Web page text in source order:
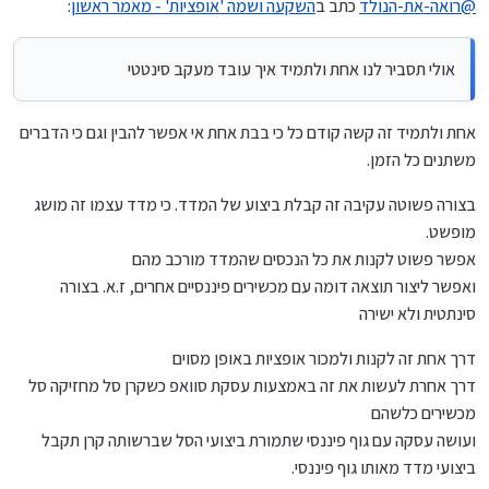
ולקבל את הרווחים שיש בחשבון, נכון לאותו יום.
[ד] אין שום שאלות הלכתיות. חלק. גלאט.
[ה] בהדרכה של מי שיודע מה עושים, אין צורך להשקיע הרבה
זמן. אפשר להסתפק בכ- 10 דקות – בשנה.
לסיכום, יש כאן כיוון מאד רציני להשקעה. אופציות.
@רואה-את-הנולדכתב בהשקעה ושמה 'אופציות' - מאמר ראשון:
אולי תסביר לנו אחת ולתמיד איך עובד מעקב סינטטי
אחת ולתמיד זה קשה קודם כל כי בבת אחת אי אפשר להבין וגם כי הדברים
משתנים כל הזמן.
בצורה פשוטה עקיבה זה קבלת ביצוע של המדד. כי מדד עצמו זה מושג
מופשט.
אפשר פשוט לקנות את כל הנכסים שהמדד מורכב מהם
ואפשר ליצור תוצאה דומה עם מכשירים פיננסיים אחרים, ז.א. בצורה
סינתטית ולא ישירה
דרך אחת זה לקנות ולמכור אופציות באופן מסוים
דרך אחרת לעשות את זה באמצעות עסקת סוואפ כשקרן סל מחזיקה סל
מכשירים כלשהם
ועושה עסקה עם גוף פיננסי שתמורת ביצועי הסל שברשותה קרן תקבל
ביצועי מדד מאותו גוף פיננסי.